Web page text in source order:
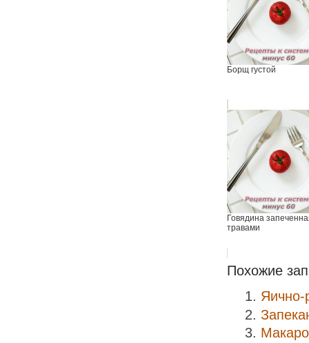
Борщ густой
Говядина
травами
Похожие
Яично-